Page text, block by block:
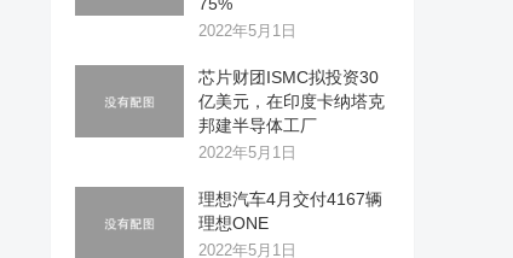
2022年5月1日
芯片财团ISMC拟投资30
亿美元，在印度卡纳塔克
邦建半导体工厂
2022年5月1日
理想汽车4月交付4167辆
理想ONE
2022年5月1日